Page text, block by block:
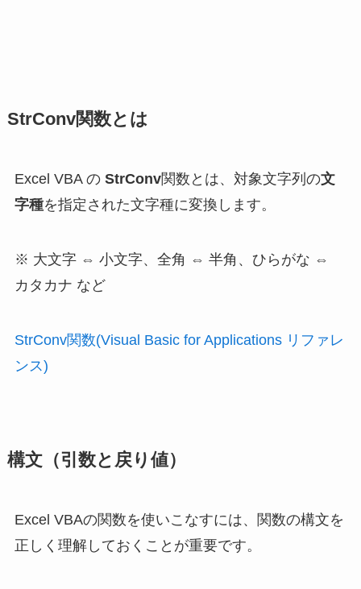
StrConv関数とは
Excel VBA の StrConv関数とは、対象文字列の文
字種を指定された文字種に変換します。
※ 大文字 ⇔ 小文字、全角 ⇔ 半角、ひらがな ⇔
カタカナ など
StrConv関数(Visual Basic for Applications リファレ
ンス)
構文（引数と戻り値）
Excel VBAの関数を使いこなすには、関数の構文を
正しく理解しておくことが重要です。